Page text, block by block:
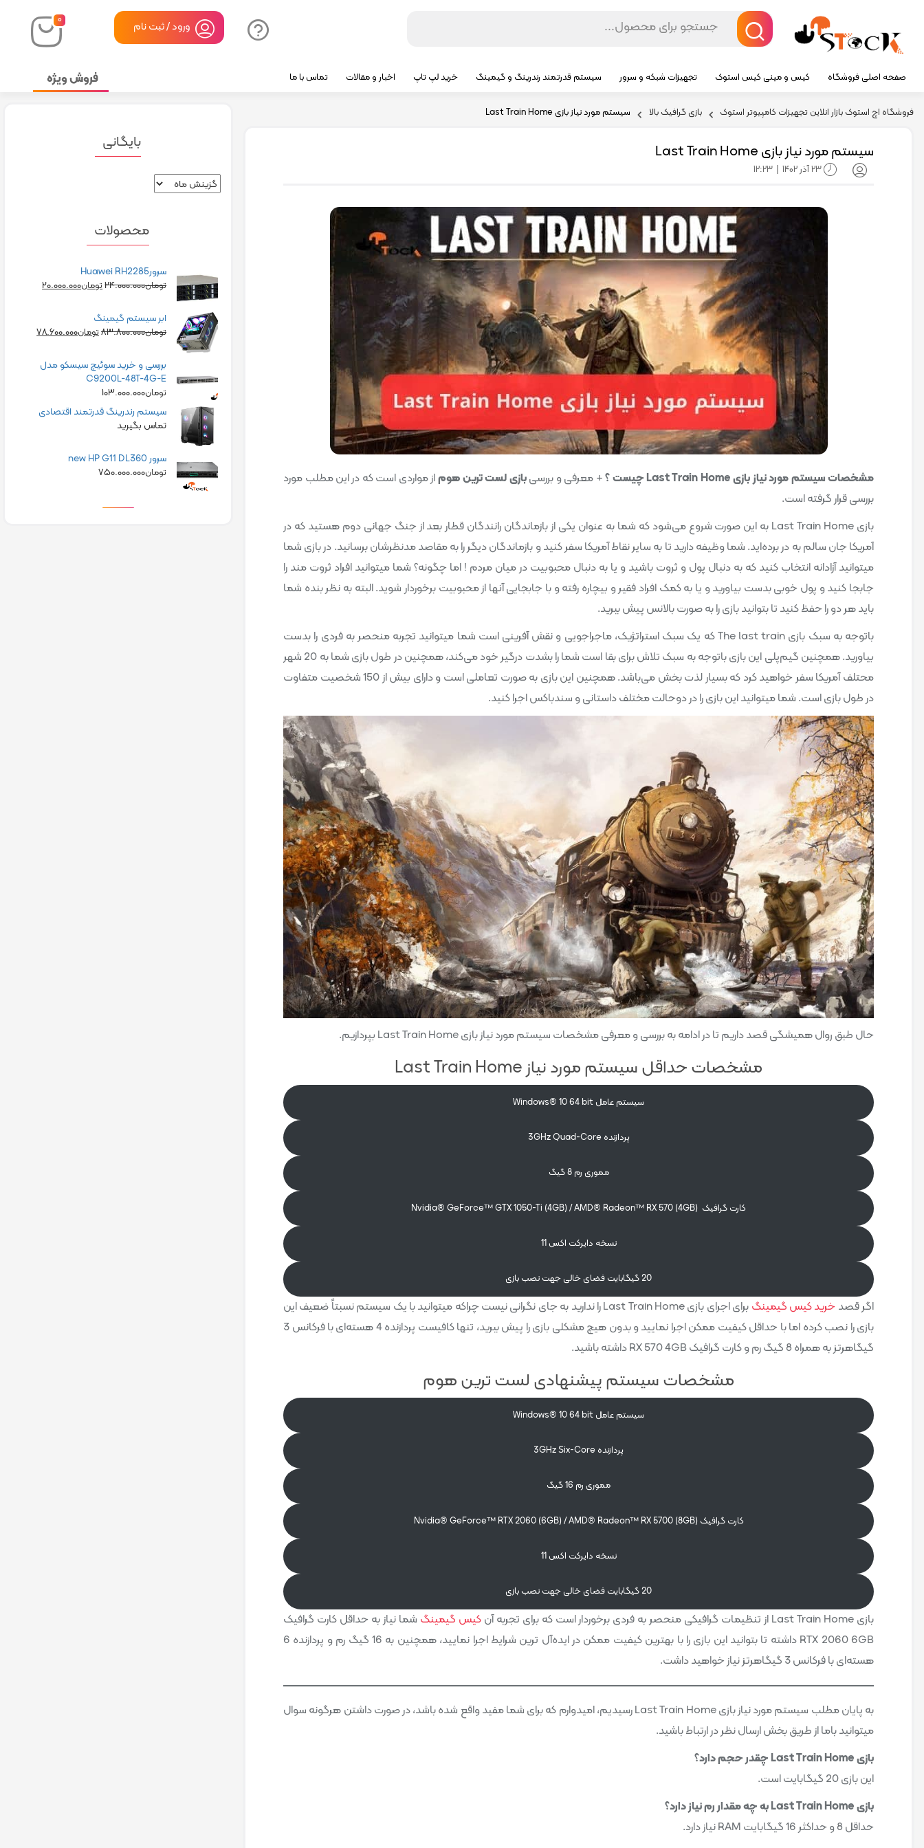
۰ ورود / ثبت نام
صفحه اصلی فروشگاه کیس و مینی کیس استوک تجهیزات شبکه و سرور سیستم قدرتمند رندرینگ و گیمینگ خرید لپ تاپ اخبار و مقالات تماس با ما فروش ویژه
فروشگاه اچ استوک بازار انلاین تجهیزات کامپیوتر استوک بازی گرافیک بالا سیستم مورد نیاز بازی Last Train Home
سیستم مورد نیاز بازی Last Train Home
23 آذر 1402 |
12:23
مشخصات سیستم مورد نیاز بازی Last Train Home چیست ؟ + معرفی و بررسیبازی لست ترین هوماز مواردی است که در این مطلب مورد
بررسی قرار گرفته است.
بازی Last Train Home به این صورت شروع می‌شود که شما به عنوان یکی از بازماندگان رانندگان قطار بعد از جنگ جهانی دوم هستید که در
آمریکا جان سالم به در برده‌اید. شما وظیفه دارید تا به سایر نقاط آمریکا سفر کنید و بازماندگان دیگر را به مقاصد مدنظرشان برسانید. در بازی شما
میتوانید آزادانه انتخاب کنید که به دنبال پول و ثروت باشید و یا به دنبال محبوبیت در میان مردم ! اما چگونه؟ شما میتوانید افراد ثروت مند را
جابجا کنید و پول خوبی بدست بیاورید و یا به کمک افراد فقیر و بیچاره رفته و با جابجایی آنها از محبوبیت برخوردار شوید. البته به نظر بنده شما
باید هر دو را حفظ کنید تا بتوانید بازی را به صورت بالانس پیش ببرید.
باتوجه به سبک بازی The last train که یک سبک استراتژیک، ماجراجویی و نقش آفرینی است شما میتوانید تجربه منحصر به فردی را بدست
بیاورید. همچنین گیم‌پلی این بازی باتوجه به سبک تلاش برای بقا است شما را بشدت درگیر خود می‌کند، همچنین در طول بازی شما به 20 شهر
محتلف آمریکا سفر خواهید کرد که بسیار لذت بخش می‌باشد. همچنین این بازی به صورت تعاملی است و دارای بیش از 150 شخصیت متفاوت
در طول بازی است. شما میتوانید این بازی را در دوحالت مختلف داستانی و سندباکس اجرا کنید.
حال طبق روال همیشگی قصد داریم تا در ادامه به بررسی و معرفی مشخصات سیستم مورد نیاز بازی Last Train Home بپردازیم.
مشخصات حداقل سیستم مورد نیاز Last Train Home
سیستم عامل Windows® 10 64 bit
پردازنده 3GHz Quad-Core
مموری رم 8 گیگ
کارت گرافیک Nvidia® GeForce™ GTX 1050-Ti (4GB) / AMD® Radeon™ RX 570 (4GB)
نسخه دایرکت اکس 11
20 گیگابایت فضای خالی جهت نصب بازی
اگر قصد خرید کیس گیمینگ
برای اجرای بازی Last Train Home را ندارید به جای نگرانی نیست چراکه میتوانید با یک سیستم نسبتاً ضعیف این
بازی را نصب کرده اما با حداقل کیفیت ممکن اجرا نمایید و بدون هیچ مشکلی بازی را پیش ببرید، تنها کافیست پردازنده 4 هسته‌ای با فرکانس 3
گیگاهرتز به همراه 8 گیگ رم و کارت گرافیک RX 570 4GB داشته باشید.
مشخصات سیستم پیشنهادی لست ترین هوم
سیستم عامل Windows® 10 64 bit
پردازنده 3GHz Six-Core
مموری رم 16 گیگ
کارت گرافیک Nvidia® GeForce™ RTX 2060 (6GB) / AMD® Radeon™ RX 5700 (8GB)
نسخه دایرکت اکس 11
20 گیگابایت فضای خالی جهت نصب بازی
بازی Last Train Home از تنظیمات گرافیکی منحصر به فردی برخوردار است که برای تجربه آن کیس گیمینگ شما نیاز به حداقل کارت گرافیک
RTX 2060 6GB داشته تا بتوانید این بازی را با بهترین کیفیت ممکن در ایده‌آل ترین شرایط اجرا نمایید، همچنین به 16 گیگ رم و پردازنده 6
هسته‌ای با فرکانس 3 گیگاهرتز نیاز خواهید داشت.
به پایان مطلب سیستم مورد نیاز بازی Last Train Home رسیدیم، امیدوارم که برای شما مفید واقع شده باشد، در صورت داشتن هرگونه سوال
میتوانید باما از طریق بخش ارسال نظر در ارتباط باشید.
بازی Last Train Home چقدر حجم دارد؟
این بازی 20 گیگابایت است.
بازی Last Train Home به چه مقدار رم نیاز دارد؟
حداقل 8 و حداکثر 16 گیگابایت RAM نیاز دارد.
بایگانی
محصولات
سرورHuawei RH2285
تومان۲۴.۰۰۰.۰۰۰تومان۲۰.۰۰۰.۰۰۰
ابر سیستم گیمینگ
تومان۸۳.۸۰۰.۰۰۰تومان۷۸.۶۰۰.۰۰۰
بررسی و خرید سوئیچ سیسکو مدل
C9200L-48T-4G-E
تومان۱۰۳.۰۰۰.۰۰۰
سیستم رندرینگ قدرتمند اقتصادی
تماس بگیرید
سرور new HP G11 DL360
تومان۷۵۰.۰۰۰.۰۰۰